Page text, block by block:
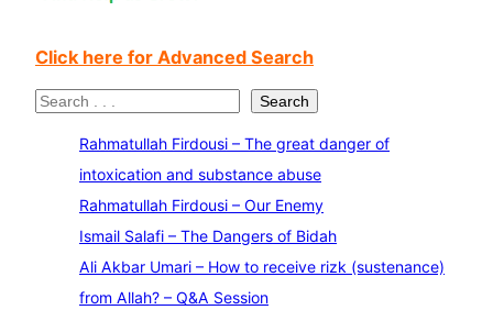
Click here for Advanced Search
S
Search
Rahmatullah Firdousi – The great danger of
intoxication and substance abuse
Rahmatullah Firdousi – Our Enemy
Ismail Salafi – The Dangers of Bidah
Ali Akbar Umari – How to receive rizk (sustenance)
from Allah? – Q&A Session